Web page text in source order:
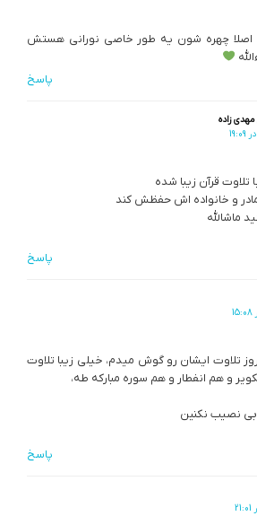
اصلا چهره شون یه طور خاصی نورانی هستش
پاسخ
زاده
قرآن زیبا شده
مادر و خانواده اش حفظش کند
ماشالله
پاسخ
تلاوت ایشان رو گوش میدم، خیلی زیبا تلاوت
و هم انفطار و هم سوره مبارکه طه،
بی نصیب نکنین
پاسخ